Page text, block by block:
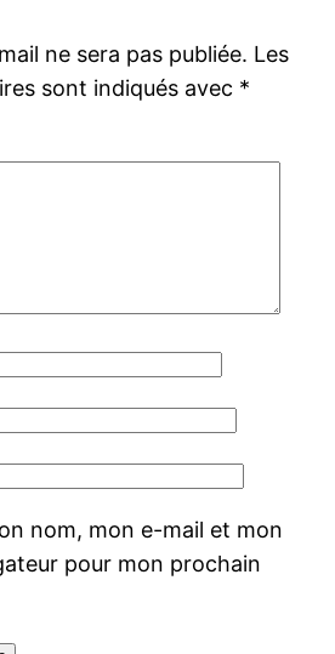
ne sera pas publiée. Les
sont indiqués avec *
nom, mon e-mail et mon
pour mon prochain